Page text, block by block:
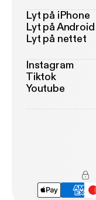
Lyt på iPhone
Lyt på Android
Lyt på nettet
Instagram
Tiktok
Youtube